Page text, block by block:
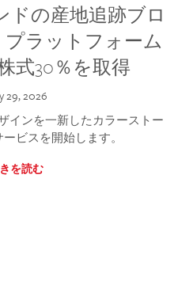
ドの産地追跡ブロ
ラットフォーム
式30％を取得
29, 2026
インを一新したカラーストー
ビスを開始します。
を読む